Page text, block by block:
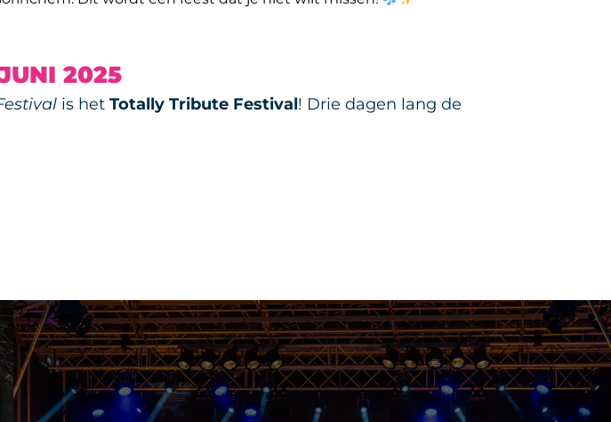
2025
is het Totally Tribute Festival! Drie dagen lang de